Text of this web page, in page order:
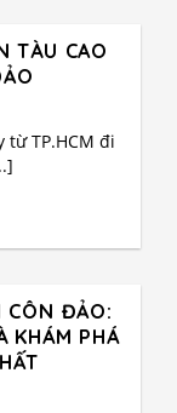
TÀU CAO
TP.HCM đi
CÔN ĐẢO:
KHÁM PHÁ